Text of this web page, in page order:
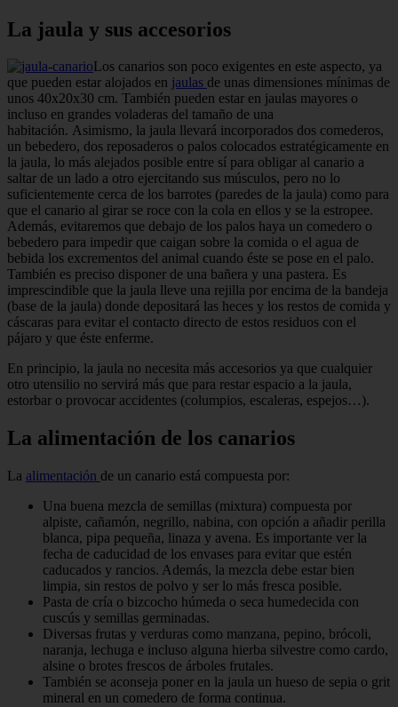
La jaula y sus accesorios
Los canarios son poco exigentes en este aspecto, ya
que pueden estar alojados en jaulas de unas dimensiones mínimas de
unos 40x20x30 cm. También pueden estar en jaulas mayores o
incluso en grandes voladeras del tamaño de una
habitación. Asimismo, la jaula llevará incorporados dos comederos,
un bebedero, dos reposaderos o palos colocados estratégicamente en
la jaula, lo más alejados posible entre sí para obligar al canario a
saltar de un lado a otro ejercitando sus músculos, pero no lo
suficientemente cerca de los barrotes (paredes de la jaula) como para
que el canario al girar se roce con la cola en ellos y se la estropee.
Además, evitaremos que debajo de los palos haya un comedero o
bebedero para impedir que caigan sobre la comida o el agua de
bebida los excrementos del animal cuando éste se pose en el palo.
También es preciso disponer de una bañera y una pastera. Es
imprescindible que la jaula lleve una rejilla por encima de la bandeja
(base de la jaula) donde depositará las heces y los restos de comida y
cáscaras para evitar el contacto directo de estos residuos con el
pájaro y que éste enferme.
En principio, la jaula no necesita más accesorios ya que cualquier
otro utensilio no servirá más que para restar espacio a la jaula,
estorbar o provocar accidentes (columpios, escaleras, espejos…).
La alimentación de los canarios
La alimentación de un canario está compuesta por:
Una buena mezcla de semillas (mixtura) compuesta por
alpiste, cañamón, negrillo, nabina, con opción a añadir perilla
blanca, pipa pequeña, linaza y avena. Es importante ver la
fecha de caducidad de los envases para evitar que estén
caducados y rancios. Además, la mezcla debe estar bien
limpia, sin restos de polvo y ser lo más fresca posible.
Pasta de cría o bizcocho húmeda o seca humedecida con
cuscús y semillas germinadas.
Diversas frutas y verduras como manzana, pepino, brócoli,
naranja, lechuga e incluso alguna hierba silvestre como cardo,
alsine o brotes frescos de árboles frutales.
También se aconseja poner en la jaula un hueso de sepia o grit
mineral en un comedero de forma continua.